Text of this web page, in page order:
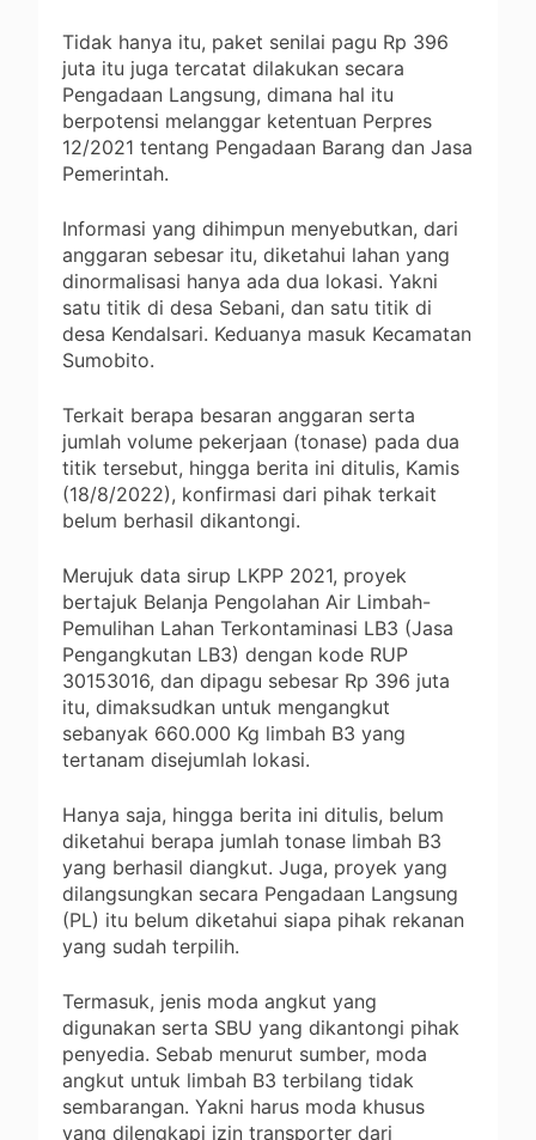
Tidak hanya itu, paket senilai pagu Rp 396
juta itu juga tercatat dilakukan secara
Pengadaan Langsung, dimana hal itu
berpotensi melanggar ketentuan Perpres
12/2021 tentang Pengadaan Barang dan Jasa
Pemerintah.
Informasi yang dihimpun menyebutkan, dari
anggaran sebesar itu, diketahui lahan yang
dinormalisasi hanya ada dua lokasi. Yakni
satu titik di desa Sebani, dan satu titik di
desa Kendalsari. Keduanya masuk Kecamatan
Sumobito.
Terkait berapa besaran anggaran serta
jumlah volume pekerjaan (tonase) pada dua
titik tersebut, hingga berita ini ditulis, Kamis
(18/8/2022), konfirmasi dari pihak terkait
belum berhasil dikantongi.
Merujuk data sirup LKPP 2021, proyek
bertajuk Belanja Pengolahan Air Limbah-
Pemulihan Lahan Terkontaminasi LB3 (Jasa
Pengangkutan LB3) dengan kode RUP
30153016, dan dipagu sebesar Rp 396 juta
itu, dimaksudkan untuk mengangkut
sebanyak 660.000 Kg limbah B3 yang
tertanam disejumlah lokasi.
Hanya saja, hingga berita ini ditulis, belum
diketahui berapa jumlah tonase limbah B3
yang berhasil diangkut. Juga, proyek yang
dilangsungkan secara Pengadaan Langsung
(PL) itu belum diketahui siapa pihak rekanan
yang sudah terpilih.
Termasuk, jenis moda angkut yang
digunakan serta SBU yang dikantongi pihak
penyedia. Sebab menurut sumber, moda
angkut untuk limbah B3 terbilang tidak
sembarangan. Yakni harus moda khusus
yang dilengkapi izin transporter dari